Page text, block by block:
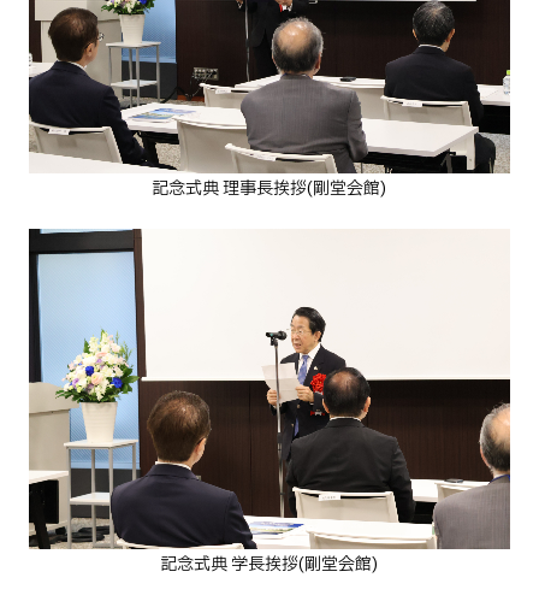
記念式典 理事長挨拶(剛堂会館)
記念式典学長挨拶(剛堂会館)